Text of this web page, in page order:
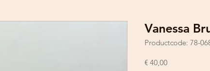
Vanessa
Productcode: 78-
€ 40,00Prijs